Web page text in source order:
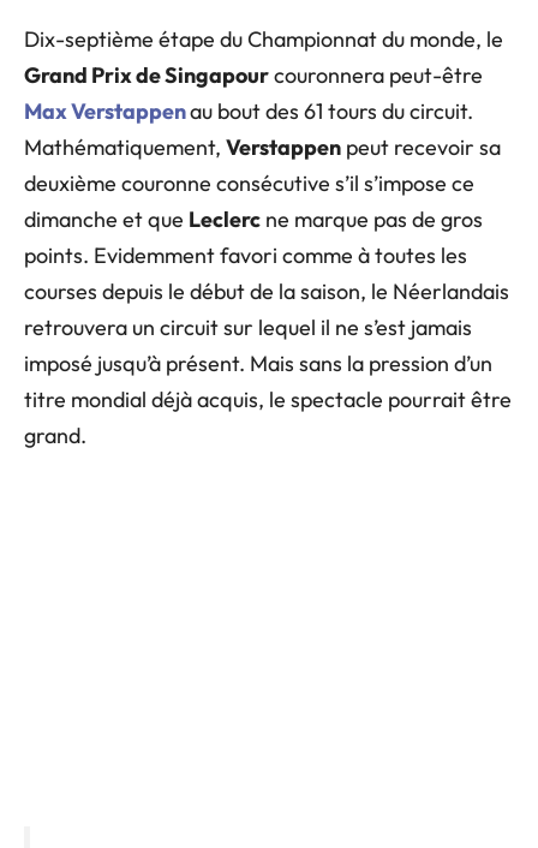
Dix-septième étape du Championnat du monde, le
Grand Prix de Singapourcouronnera peut-être
Max Verstappenau bout des 61 tours du circuit.
Mathématiquement, Verstappen peut recevoir sa
deuxième couronne consécutive s’il s’impose ce
dimanche et que Leclerc ne marque pas de gros
points. Evidemment favori comme à toutes les
courses depuis le début de la saison, le Néerlandais
retrouvera un circuit sur lequel il ne s’est jamais
imposé jusqu’à présent. Mais sans la pression d’un
titre mondial déjà acquis, le spectacle pourrait être
grand.